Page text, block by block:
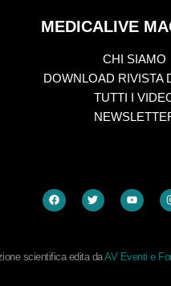
MEDICALIVE
CHI SIAMO
DOWNLOAD RIVISTA
TUTTI I
scientifica edita daAV Eventi e